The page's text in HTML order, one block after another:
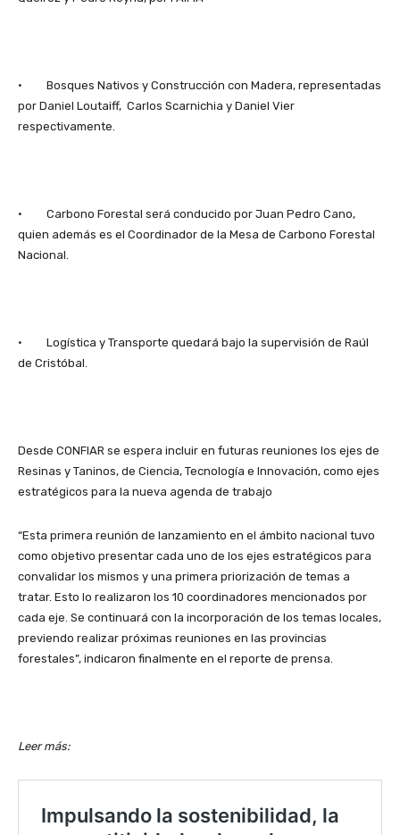
· Bosques Nativos y Construcción con Madera, representadas
por Daniel Loutaiff, Carlos Scarnichia y Daniel Vier
respectivamente.
· Carbono Forestal será conducido por Juan Pedro Cano,
quien además es el Coordinador de la Mesa de Carbono Forestal
Nacional.
· Logística y Transporte quedará bajo la supervisión de Raúl
de Cristóbal.
Desde CONFIAR se espera incluir en futuras reuniones los ejes de
Resinas y Taninos, de Ciencia, Tecnología e Innovación, como ejes
estratégicos para la nueva agenda de trabajo
“Esta primera reunión de lanzamiento en el ámbito nacional tuvo
como objetivo presentar cada uno de los ejes estratégicos para
convalidar los mismos y una primera priorización de temas a
tratar. Esto lo realizaron los 10 coordinadores mencionados por
cada eje. Se continuará con la incorporación de los temas locales,
previendo realizar próximas reuniones en las provincias
forestales”, indicaron finalmente en el reporte de prensa.
Leer más: